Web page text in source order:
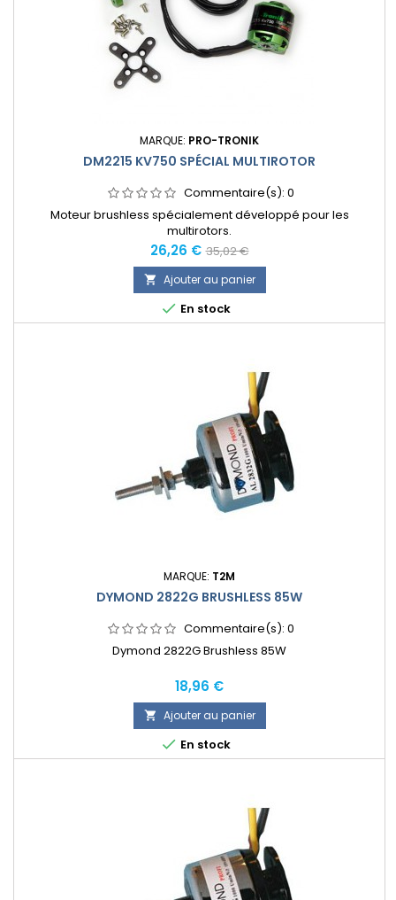
MARQUE: PRO-TRONIK
DM2215 KV750 SPÉCIAL MULTIROTOR
Commentaire(s): 0
Moteur brushless spécialement développé pour les
multirotors.
Prix
26,26 € Prix
normal
35,02 €
 Ajouter au panier
 En stock
MARQUE: T2M
DYMOND 2822G BRUSHLESS 85W
Commentaire(s): 0
Dymond 2822G Brushless 85W
Prix
18,96 €
 Ajouter au panier
 En stock